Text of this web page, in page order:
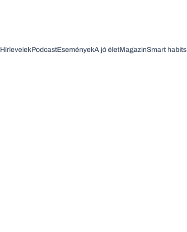
HírlevelekPodcastEseményekA jó életMagazinSmart habits